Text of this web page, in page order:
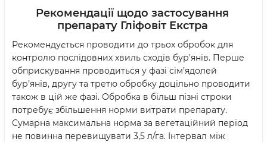
Рекомендації щодо застосування
препарату Гліфовіт Екстра
Рекомендується проводити до трьох обробок для
контролю послідовних хвиль сходів бур’янів. Перше
обприскування проводиться у фазі сім’ядолей
бур’янів, другу та третю обробку доцільно проводити
також в цій же фазі. Обробка в більш пізні строки
потребує збільшення норми витрати препарату.
Сумарна максимальна норма за вегетаційний період
не повинна перевищувати 3,5 л/га. Інтервал між